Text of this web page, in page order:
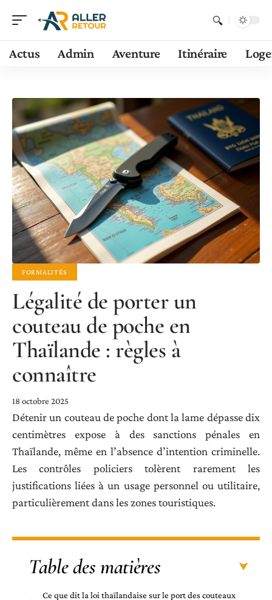
Actus Admin Aventure Itinéraire
FORMALITÉS
Légalité de porter un
couteau de poche en
Thaïlande : règles à
connaître
18 octobre 2025
Détenir un couteau de poche dont la lame dépasse dix
centimètres expose à des sanctions pénales en
Thaïlande, même en l’absence d’intention criminelle.
Les contrôles policiers tolèrent rarement les
justifications liées à un usage personnel ou utilitaire,
particulièrement dans les zones touristiques.
Table des matières
Ce que dit la loi thaïlandaise sur le port des couteaux